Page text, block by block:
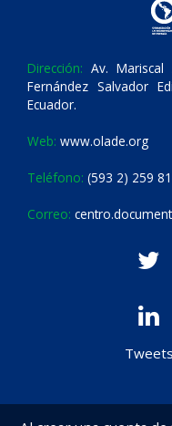
Dirección: Av.
Fernández Salvador
Ecuador.
Web: www.olade.org
Teléfono: (593 2) 259
Correo: